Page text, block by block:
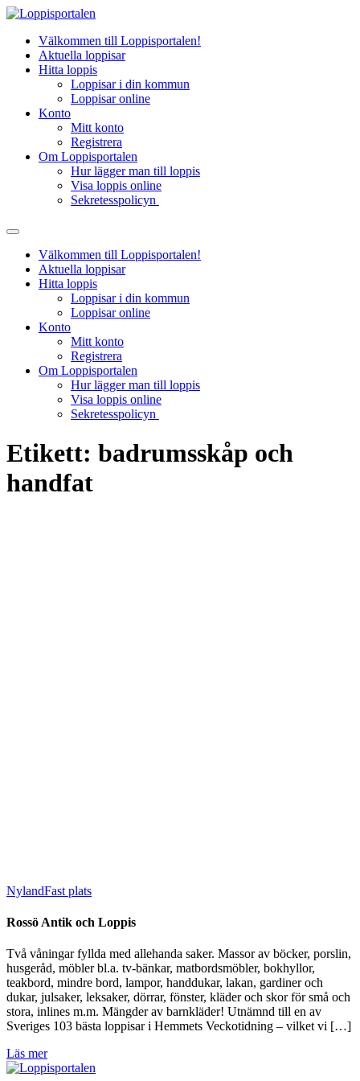
Hoppa
innehållVälkommen till Loppisportalen!
Aktuella loppisar
Hitta loppis
Loppisar i din kommun
Loppisar online
Konto
Mitt konto
Registrera
Om Loppisportalen
Hur lägger man till loppis
Visa loppis online
Sekretesspolicyn
Välkommen till Loppisportalen!
Aktuella loppisar
Hitta loppis
Loppisar i din kommun
Loppisar online
Konto
Mitt konto
Registrera
Om Loppisportalen
Hur lägger man till loppis
Visa loppis online
Sekretesspolicyn
Etikett: badrumsskåp och
handfat
NylandFast plats
Rossö Antik och Loppis
Två våningar fyllda med allehanda saker. Massor av böcker, porslin,
husgeråd, möbler bl.a. tv-bänkar, matbordsmöbler, bokhyllor,
teakbord, mindre bord, lampor, handdukar, lakan, gardiner och
dukar, julsaker, leksaker, dörrar, fönster, kläder och skor för små och
stora, inlines m.m. Mängder av barnkläder! Utnämnd till en av
Sveriges 103 bästa loppisar i Hemmets Veckotidning – vilket vi […]
Läs mer